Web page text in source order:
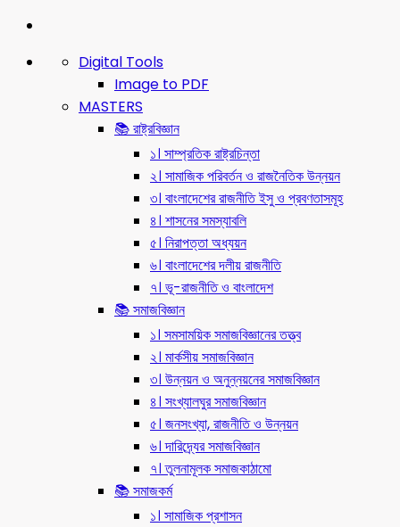
Digital Tools
Image to PDF
MASTERS
📚 রাষ্ট্রবিজ্ঞান
১। সাম্প্রতিক রাষ্ট্রচিন্তা
২। সামাজিক পরিবর্তন ও রাজনৈতিক উন্নয়ন
৩। বাংলাদেশের রাজনীতি ইসু ও প্রবণতাসমূহ
৪। শাসনের সমস্যাবলি
৫। নিরাপত্তা অধ্যয়ন
৬। বাংলাদেশের দলীয় রাজনীতি
৭। ভূ-রাজনীতি ও বাংলাদেশ
📚 সমাজবিজ্ঞান
১। সমসাময়িক সমাজবিজ্ঞানের তত্ত্ব
২। মার্কসীয় সমাজবিজ্ঞান
৩। উন্নয়ন ও অনুন্নয়নের সমাজবিজ্ঞান
৪। সংখ্যালঘুর সমাজবিজ্ঞান
৫। জনসংখ্যা, রাজনীতি ও উন্নয়ন
৬। দারিদ্র্যের সমাজবিজ্ঞান
৭। তুলনামূলক সমাজকাঠামো
📚 সমাজকর্ম
১। সামাজিক প্রশাসন